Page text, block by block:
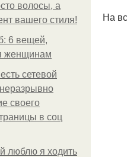
волосы, а
вашего стиля!
6 вещей,
женщинам
сетевой
своего
в соц
люблю я ходить
На